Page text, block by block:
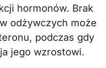
hormonów. Brak
odżywczych może
podczas gdy
jego wzrostowi.